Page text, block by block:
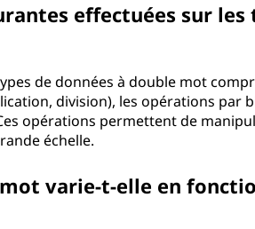
effectuées sur les
de données à double mot
division), les opérations par bit
opérations permettent de
échelle.
varie-t-elle en